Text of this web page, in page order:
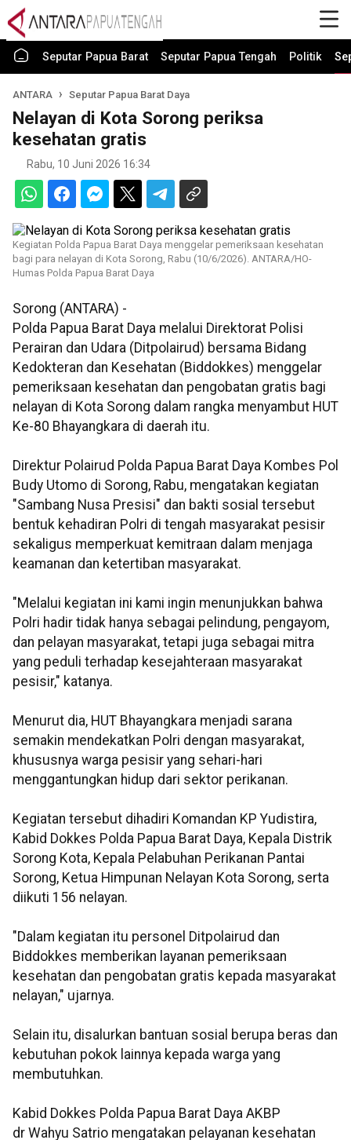
Seputar Papua Barat Seputar Papua Tengah Politik
ANTARA Seputar Papua Barat Daya
Nelayan di Kota Sorong periksa
kesehatan gratis
Rabu, 10 Juni 2026 16:34
Kegiatan Polda Papua Barat Daya menggelar pemeriksaan kesehatan
bagi para nelayan di Kota Sorong, Rabu (10/6/2026). ANTARA/HO-
Humas Polda Papua Barat Daya
Sorong (ANTARA) -
Polda Papua Barat Daya melalui Direktorat Polisi
Perairan dan Udara (Ditpolairud) bersama Bidang
Kedokteran dan Kesehatan (Biddokkes) menggelar
pemeriksaan kesehatan dan pengobatan gratis bagi
nelayan di Kota Sorong dalam rangka menyambut HUT
Ke-80 Bhayangkara di daerah itu.
Direktur Polairud Polda Papua Barat Daya Kombes Pol
Budy Utomo di Sorong, Rabu, mengatakan kegiatan
"Sambang Nusa Presisi" dan bakti sosial tersebut
bentuk kehadiran Polri di tengah masyarakat pesisir
sekaligus memperkuat kemitraan dalam menjaga
keamanan dan ketertiban masyarakat.
"Melalui kegiatan ini kami ingin menunjukkan bahwa
Polri hadir tidak hanya sebagai pelindung, pengayom,
dan pelayan masyarakat, tetapi juga sebagai mitra
yang peduli terhadap kesejahteraan masyarakat
pesisir," katanya.
Menurut dia, HUT Bhayangkara menjadi sarana
semakin mendekatkan Polri dengan masyarakat,
khususnya warga pesisir yang sehari-hari
menggantungkan hidup dari sektor perikanan.
Kegiatan tersebut dihadiri Komandan KP Yudistira,
Kabid Dokkes Polda Papua Barat Daya, Kepala Distrik
Sorong Kota, Kepala Pelabuhan Perikanan Pantai
Sorong, Ketua Himpunan Nelayan Kota Sorong, serta
diikuti 156 nelayan.
"Dalam kegiatan itu personel Ditpolairud dan
Biddokkes memberikan layanan pemeriksaan
kesehatan dan pengobatan gratis kepada masyarakat
nelayan," ujarnya.
Selain itu, disalurkan bantuan sosial berupa beras dan
kebutuhan pokok lainnya kepada warga yang
membutuhkan.
Kabid Dokkes Polda Papua Barat Daya AKBP
dr Wahyu Satrio mengatakan pelayanan kesehatan